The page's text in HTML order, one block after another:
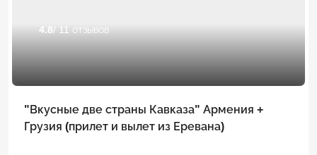
4.8/ 11 отзывов
"Вкусные две страны Кавказа" Армения +
Грузия (прилет и вылет из Еревана)